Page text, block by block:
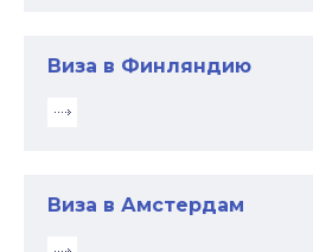
Виза в Финляндию
Виза в Амстердам